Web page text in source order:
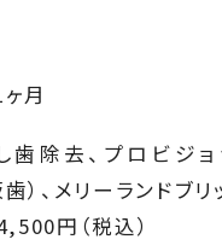
月
歯除去、プロビジ
歯）、メリーランドブ
円（税込）